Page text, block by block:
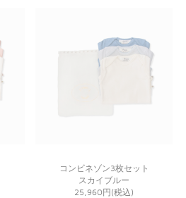
コンビネゾン3枚セット
スカイブルー
25,960円(税込)